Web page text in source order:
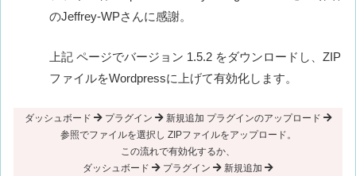
のJeffrey-WPさんに感謝。
上記 ページでバージョン 1.5.2 をダウンロードし、ZIP
ファイルをWordpressに上げて有効化します。
ダッシュボード プラグイン
新規追加 プラグインのアップロード
参照でファイルを選択し ZIPファイルをアップロード。
この流れで有効化するか、
ダッシュボード
プラグイン
新規追加